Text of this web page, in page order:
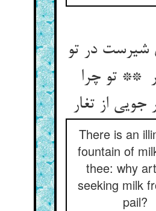
در تو
** تو چرا
There is an
fountain of
thee: why
seeking milk
pail?